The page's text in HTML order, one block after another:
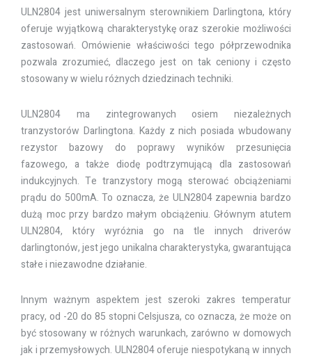
ULN2804 jest uniwersalnym sterownikiem Darlingtona, który
oferuje wyjątkową charakterystykę oraz szerokie możliwości
zastosowań. Omówienie właściwości tego półprzewodnika
pozwala zrozumieć, dlaczego jest on tak ceniony i często
stosowany w wielu różnych dziedzinach techniki.
ULN2804 ma zintegrowanych osiem niezależnych
tranzystorów Darlingtona. Każdy z nich posiada wbudowany
rezystor bazowy do poprawy wyników przesunięcia
fazowego, a także diodę podtrzymującą dla zastosowań
indukcyjnych. Te tranzystory mogą sterować obciążeniami
prądu do 500mA. To oznacza, że ULN2804 zapewnia bardzo
dużą moc przy bardzo małym obciążeniu. Głównym atutem
ULN2804, który wyróżnia go na tle innych driverów
darlingtonów, jest jego unikalna charakterystyka, gwarantująca
stałe i niezawodne działanie.
Innym ważnym aspektem jest szeroki zakres temperatur
pracy, od -20 do 85 stopni Celsjusza, co oznacza, że może on
być stosowany w różnych warunkach, zarówno w domowych
jak i przemysłowych. ULN2804 oferuje niespotykaną w innych